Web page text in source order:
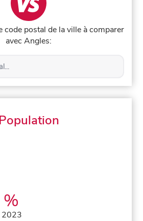
code postal de la ville à comparer
avec Angles:
Population
2023